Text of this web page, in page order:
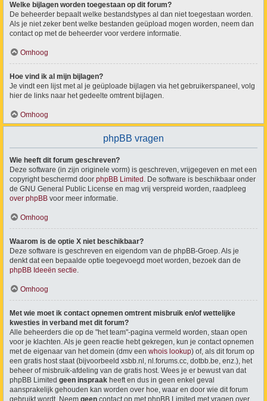
Welke bijlagen worden toegestaan op dit forum?
De beheerder bepaalt welke bestandstypes al dan niet toegestaan worden.
Als je niet zeker bent welke bestanden geüpload mogen worden, neem dan
contact op met de beheerder voor verdere informatie.
Omhoog
Hoe vind ik al mijn bijlagen?
Je vindt een lijst met al je geüploade bijlagen via het gebruikerspaneel, volg
hier de links naar het gedeelte omtrent bijlagen.
Omhoog
phpBB vragen
Wie heeft dit forum geschreven?
Deze software (in zijn originele vorm) is geschreven, vrijgegeven en met een
copyright beschermd door phpBB Limited . De software is beschikbaar onder
de GNU General Public License en mag vrij verspreid worden, raadpleeg
over phpBB voor meer informatie.
Omhoog
Waarom is de optie X niet beschikbaar?
Deze software is geschreven en eigendom van de phpBB-Groep. Als je
denkt dat een bepaalde optie toegevoegd moet worden, bezoek dan de
phpBB Ideeën sectie.
Omhoog
Met wie moet ik contact opnemen omtrent misbruik en/of wettelijke
kwesties in verband met dit forum?
Alle beheerders die op de "het team"-pagina vermeld worden, staan open
voor je klachten. Als je geen reactie hebt gekregen, kun je contact opnemen
met de eigenaar van het domein (dmv een whois lookup) of, als dit forum op
een gratis host staat (bijvoorbeeld xsbb.nl, nl.forums.cc, dotbb.be, enz.), het
beheer of misbruik-afdeling van de gratis host. Wees je er bewust van dat
phpBB Limited geen inspraak heeft en dus in geen enkel geval
aansprakelijk gehouden kan worden over hoe, waar en door wie dit forum
gebruikt wordt. Neem geen contact op met phpBB Limited met vragen over